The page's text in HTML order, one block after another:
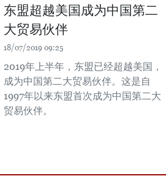
东盟超越美国成为中国第二
大贸易伙伴
18/07/2019 09:25
2019年上半年，东盟已经超越美国，
成为中国第二大贸易伙伴。这是自
1997年以来东盟首次成为中国第二大
贸易伙伴。